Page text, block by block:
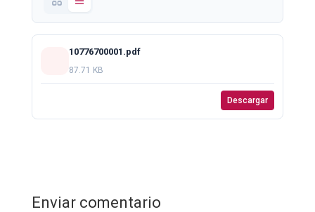
10776700001.pdf
87.71 KB
Descargar
Enviar comentario